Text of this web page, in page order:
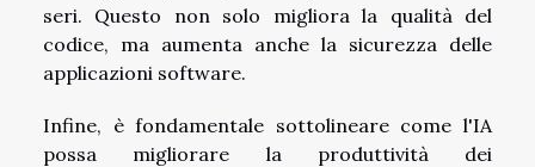
seri. Questo non solo migliora la qualità del
codice, ma aumenta anche la sicurezza delle
applicazioni software.
Infine, è fondamentale sottolineare come l'IA
possa migliorare la produttività dei